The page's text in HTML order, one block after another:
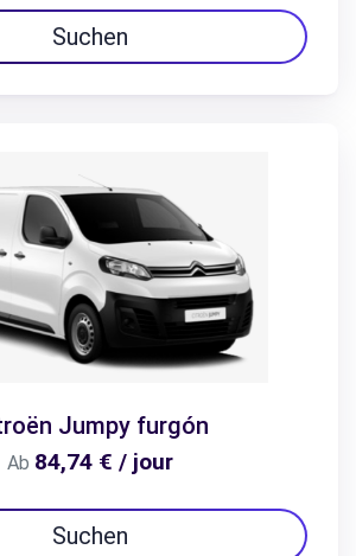
Suchen
Jumpy furgón
Ab 84,74 € / jour
Suchen